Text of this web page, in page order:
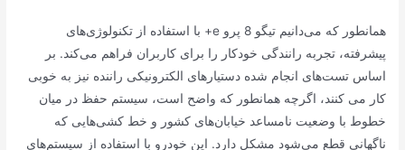
همانطور که می‌دانیم تیگو 8 پرو e+ با استفاده از تکنولوژی‌های
پیشرفته، تجربه رانندگی خودکار را برای کاربران فراهم می‌کند. بر
اساس تست‌های انجام شده دستیارهای الکترونیکی راننده نیز به خوبی
کار می کنند، اگرچه همانطور که واضح است، سیستم حفظ در میان
خطوط با وضعیت نامساعد خیابان‌های کشور و خط کشی‌هایی که
ناگهانی قطع می‌شود مشکل دارد. این خودرو با استفاده از سیستم‌های